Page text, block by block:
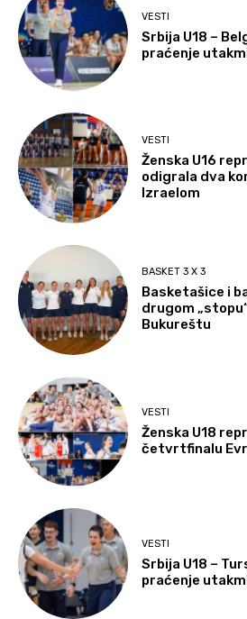
VESTI
Srbija U18 –
praćenje
VESTI
Ženska U16
odigrala dva
Izraelom
BASKET 3 X 3
Basketašice i
drugom
Bukureštu
VESTI
Ženska U18
četvrtfinalu
VESTI
Srbija U18 –
praćenje